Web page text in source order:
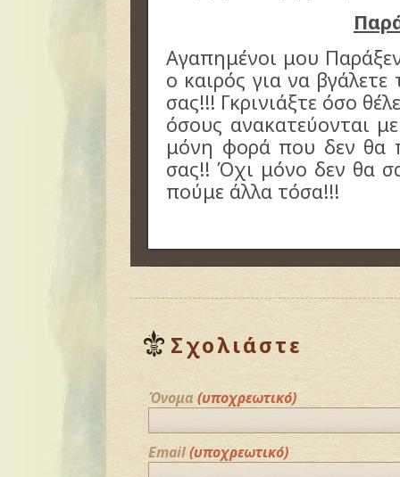
Αγαπημένοι μου
ο καιρός για να
σας!!! Γκρινιάξτε όσο
όσους ανακατεύονται
μόνη φορά που δεν θα
σας!! Όχι μόνο δεν θα
πούμε άλλα τόσα!!!
Σχολιάστε
Όνομα (υποχρεωτικό)
Email(υποχρεωτικό)